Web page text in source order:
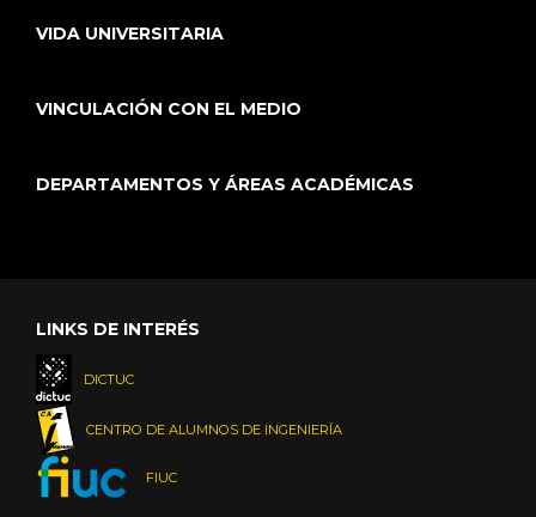
VIDA UNIVERSITARIA
VINCULACIÓN CON EL MEDIO
DEPARTAMENTOS Y ÁREAS ACADÉMICAS
LINKS DE INTERÉS
DICTUC
CENTRO DE ALUMNOS DE INGENIERÍA
FIUC